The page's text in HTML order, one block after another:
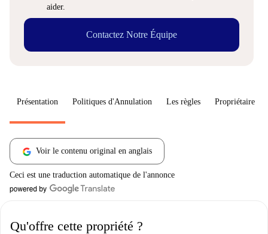
aider.
Contactez Notre Équipe
Présentation Politiques d'Annulation Les règles Propriétaire
Voir le contenu original en anglais
Ceci est une traduction automatique de l'annonce
Qu'offre cette propriété ?